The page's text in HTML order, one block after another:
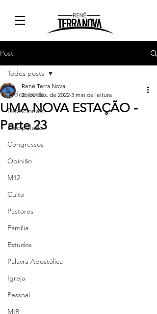
Post
Todos posts
Devocionais
Discipulado
Congressos
Opinião
M12
Culto
Pastores
Família
Estudos
Palavra Apostólica
Igreja
Pessoal
MIR
Todos posts
UMA NOVA ESTAÇÃO -
Parte 23
Renê Terra Nova
26 de dez. de 2022 3 min de leitura